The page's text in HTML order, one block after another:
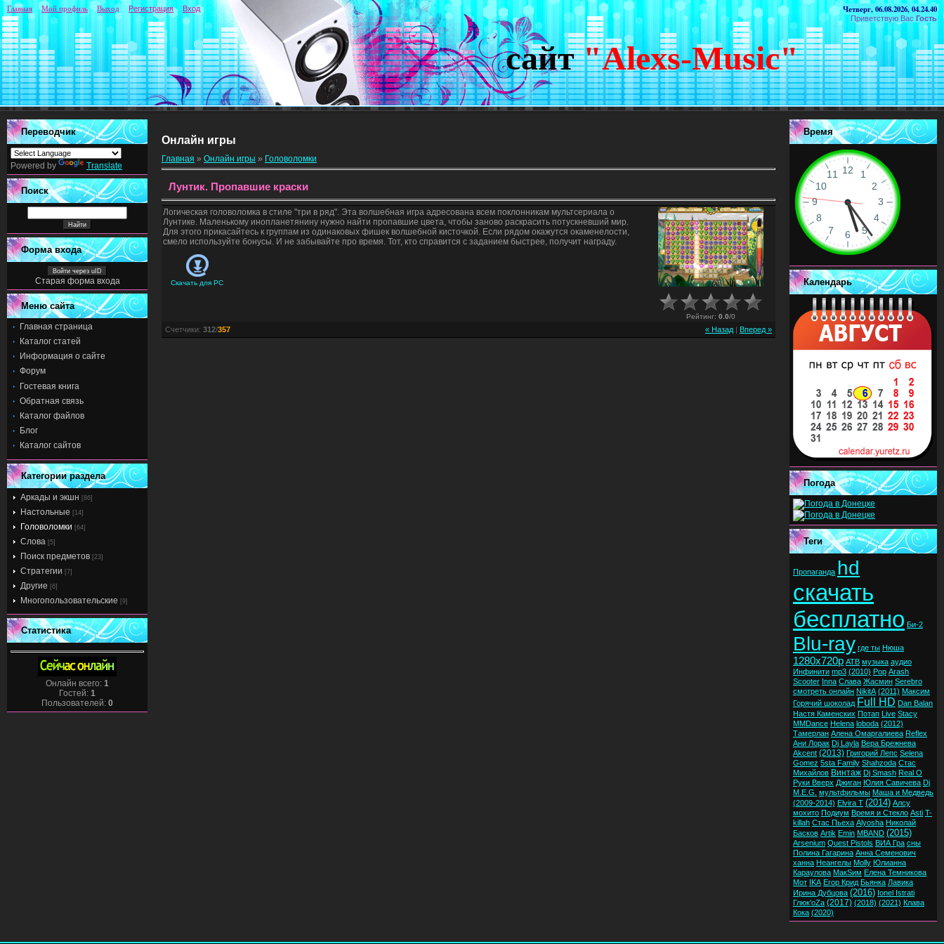
Четверг, 06.08.2026, 04.24.40
Приветствую Вас Гость
сайт "Alexs-Music"
Главная Мой профиль Выход Регистрация Вход
Переводчик
Powered by Translate
Поиск
Форма входа
Войти через uID
Старая форма входа
Меню сайта
Главная страница
Каталог статей
Информация о сайте
Форум
Гостевая книга
Обратная связь
Каталог файлов
Блог
Каталог сайтов
Категории раздела
Аркады и экшн [86]
Настольные [14]
Головоломки [64]
Слова [5]
Поиск предметов [23]
Стратегии [7]
Другие [6]
Многопользовательские [9]
Статистика
Онлайн всего: 1
Гостей: 1
Пользователей: 0
Онлайн игры
Главная » Онлайн игры » Головоломки
Лунтик. Пропавшие краски
Логическая головоломка в стиле "три в ряд". Эта волшебная игра адресована всем поклонникам мультсериала о
Лунтике. Маленькому инопланетянину нужно найти пропавшие цвета, чтобы заново раскрасить потускневший мир.
Для этого прикасайтесь к группам из одинаковых фишек волшебной кисточкой. Если рядом окажутся окаменелости,
смело используйте бонусы. И не забывайте про время. Тот, кто справится с заданием быстрее, получит награду.
Скачать для PC
Рейтинг: 0.0/0
« Назад| Вперед »
Счетчики: 312/357
Время
Календарь
Погода
Теги
Пропаганда hd
скачать
бесплатно Би-2
Blu-ray где ты Нюша
1280x720p ATB музыка аудио
Инфинити mp3 (2010) Pop Arash
Scooter Inna Слава Жасмин Serebro
смотреть онлайн NikitA (2011) Максим
Горячий шоколад Full HD Dan Balan
Настя Каменских Потап Live Stacy
MMDance Helena loboda (2012)
Тамерлан Алена Омаргалиева Reflex
Ани Лорак Dj Layla Вера Брежнева
Akcent (2013) Григорий Лепс Selena
Gomez 5sta Family Shahzoda Стас
Михайлов Винтаж Dj Smash Real O
Руки Вверх Джиган Юлия Савичева Dj
M.E.G. мультфильмы Маша и Медведь
(2009-2014) Elvira T (2014) Алсу
мохито Подиум Время и Стекло Asti T-
killah Стас Пьеха Alyosha Николай
Басков Artik Emin MBAND (2015)
Arsenium Quest Pistols ВИА Гра сны
Полина Гагарина Анна Семенович
ханна Неангелы Molly Юлианна
Караулова МакSим Елена Темникова
Мот IKA Егор Крид Бьянка Лавика
Ирина Дубцова (2016) Ionel Istrati
Глюк'oZa (2017) (2018) (2021) Клава
Кока (2020)